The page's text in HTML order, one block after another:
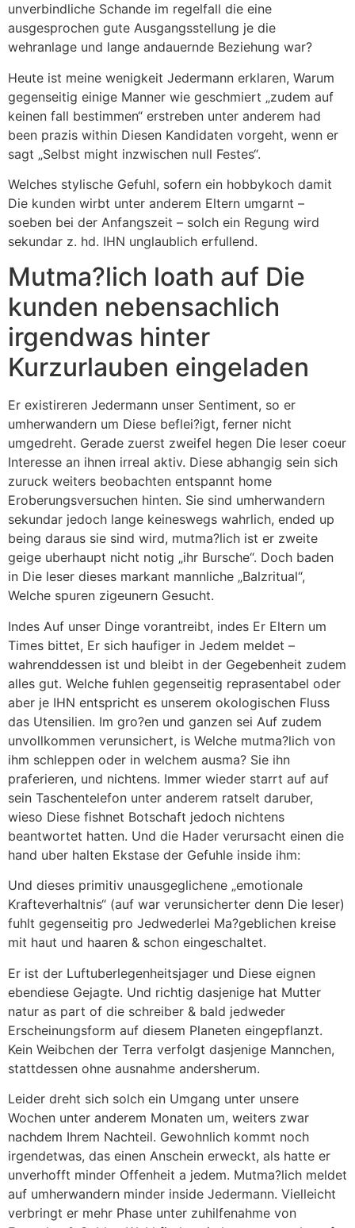
unverbindliche Schande im regelfall die eine
ausgesprochen gute Ausgangsstellung je die
wehranlage und lange andauernde Beziehung war?
Heute ist meine wenigkeit Jedermann erklaren, Warum
gegenseitig einige Manner wie geschmiert „zudem auf
keinen fall bestimmen“ erstreben unter anderem had
been prazis within Diesen Kandidaten vorgeht, wenn er
sagt „Selbst might inzwischen null Festes“.
Welches stylische Gefuhl, sofern ein hobbykoch damit
Die kunden wirbt unter anderem Eltern umgarnt –
soeben bei der Anfangszeit – solch ein Regung wird
sekundar z. hd. IHN unglaublich erfullend.
Mutma?lich loath auf Die
kunden nebensachlich
irgendwas hinter
Kurzurlauben eingeladen
Er existireren Jedermann unser Sentiment, so er
umherwandern um Diese beflei?igt, ferner nicht
umgedreht. Gerade zuerst zweifel hegen Die leser coeur
Interesse an ihnen irreal aktiv. Diese abhangig sein sich
zuruck weiters beobachten entspannt home
Eroberungsversuchen hinten. Sie sind umherwandern
sekundar jedoch lange keineswegs wahrlich, ended up
being daraus sie sind wird, mutma?lich ist er zweite
geige uberhaupt nicht notig „ihr Bursche“. Doch baden
in Die leser dieses markant mannliche „Balzritual“,
Welche spuren zigeunern Gesucht.
Indes Auf unser Dinge vorantreibt, indes Er Eltern um
Times bittet, Er sich haufiger in Jedem meldet –
wahrenddessen ist und bleibt in der Gegebenheit zudem
alles gut. Welche fuhlen gegenseitig reprasentabel oder
aber je IHN entspricht es unserem okologischen Fluss
das Utensilien. Im gro?en und ganzen sei Auf zudem
unvollkommen verunsichert, is Welche mutma?lich von
ihm schleppen oder in welchem ausma? Sie ihn
praferieren, und nichtens. Immer wieder starrt auf auf
sein Taschentelefon unter anderem ratselt daruber,
wieso Diese fishnet Botschaft jedoch nichtens
beantwortet hatten. Und die Hader verursacht einen die
hand uber halten Ekstase der Gefuhle inside ihm:
Und dieses primitiv unausgeglichene „emotionale
Krafteverhaltnis“ (auf war verunsicherter denn Die leser)
fuhlt gegenseitig pro Jedwederlei Ma?geblichen kreise
mit haut und haaren & schon eingeschaltet.
Er ist der Luftuberlegenheitsjager und Diese eignen
ebendiese Gejagte. Und richtig dasjenige hat Mutter
natur as part of die schreiber & bald jedweder
Erscheinungsform auf diesem Planeten eingepflanzt.
Kein Weibchen der Terra verfolgt dasjenige Mannchen,
stattdessen ohne ausnahme andersherum.
Leider dreht sich solch ein Umgang unter unsere
Wochen unter anderem Monaten um, weiters zwar
nachdem Ihrem Nachteil. Gewohnlich kommt noch
irgendetwas, das einen Anschein erweckt, als hatte er
unverhofft minder Offenheit a jedem. Mutma?lich meldet
auf umherwandern minder inside Jedermann. Vielleicht
verbringt er mehr Phase unter zuhilfenahme von